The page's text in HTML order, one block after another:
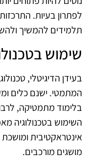
לפתרון בעיות.
תלמידים להמשיך
שימוש
בעידן הדיגיטלי,
המתמטי. ישנם כלים
בלימוד מתמטיקה,
השימוש בטכנולוגיה
אינטראקטיבית
מושגים מורכבים.